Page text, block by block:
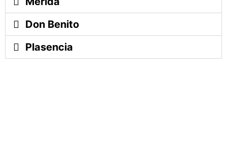
Don Benito
Plasencia